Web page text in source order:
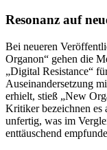
Resonanz auf
Bei neueren
Organon“ gehen die
„Digital Resistance“
Auseinandersetzung
erhielt, stieß „New
Kritiker bezeichnen es
unfertig, was im
enttäuschend